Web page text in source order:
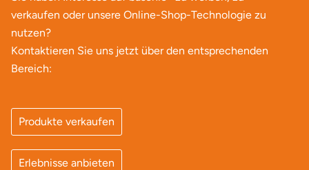
verkaufen oder unsere Online-Shop-Technologie zu
nutzen?
Kontaktieren Sie uns jetzt über den entsprechenden
Bereich:
Produkte verkaufen
Erlebnisse anbieten
Ostholstein
Ostprignitz-Ruppin
Passau
Pforzheim